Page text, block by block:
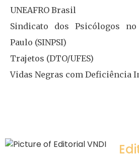
UNEAFRO Brasil
Sindicato dos Psicólogos
Paulo (SINPSI)
Trajetos (DTO/UFES)
Vidas Negras com Deficiência